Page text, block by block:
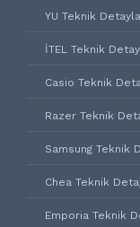
YU Teknik
İTEL Teknik
Casio Teknik
Razer Teknik
Samsung Teknik
Chea Teknik
Emporia Teknik